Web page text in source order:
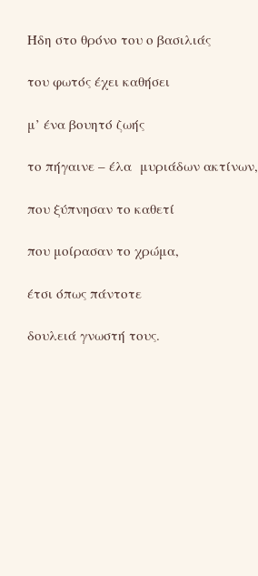
Ήδη στο θρόνο του ο βασιλιάς
του φωτός έχει καθήσει
μ’ ένα βουητό ζωής
το πήγαινε – έλα μυριάδων ακτίνων,
που ξύπνησαν το καθετί
που μοίρασαν το χρώμα,
έτσι όπως πάντοτε
δουλειά γνωστή τους.